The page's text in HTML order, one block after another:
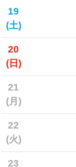
19
(土)
20
(日)
21
(月)
22
(火)
23